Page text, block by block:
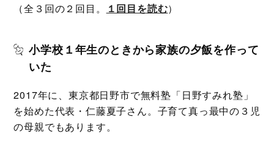
（全３回の２回目。
１回目を読む）
小学校１年生のときから家族の夕飯を作って
いた
2017年に、東京都日野市で無料塾「日野すみれ塾」
を始めた代表・仁藤夏子さん。子育て真っ最中の３児
の母親でもあります。